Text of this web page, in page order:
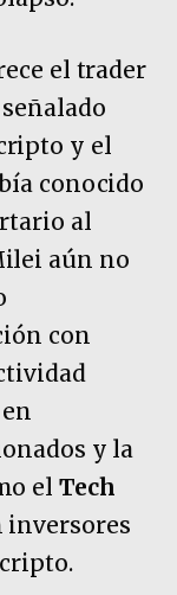
el trader
señalado
y el
conocido
al
aún no
con
y la
el Tech
inversores